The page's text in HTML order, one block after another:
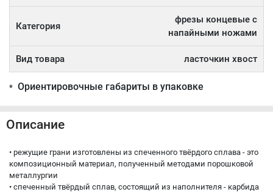
Категория
фрезы концевые с
напайными ножами
Вид товара ласточкин хвост
* Ориентировочные габариты в упаковке
Описание
• режущие грани изготовлены из спеченного твёрдого сплава - это
композиционный материал, полученный методами порошковой
металлургии
• спеченный твёрдый сплав, состоящий из наполнителя - карбида